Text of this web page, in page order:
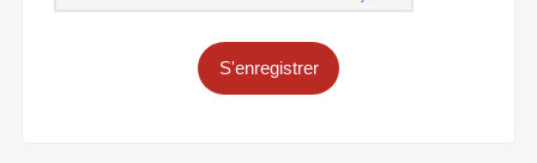
S'enregistrer